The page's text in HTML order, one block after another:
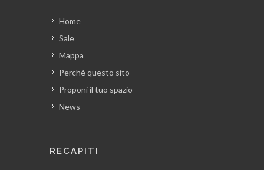
Home
Sale
Mappa
Perchè questo sito
Proponi il tuo spazio
News
RECAPITI